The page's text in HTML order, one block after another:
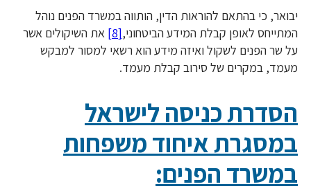
יבואר, כי בהתאם להוראות הדין, הותווה במשרד הפנים נוהל
המתייחס לאופן קבלת המידע הביטחוני,[8]
את השיקולים אשר
על שר הפנים לשקול ואיזה מידע הוא רשאי למסור למבקש
מעמד, במקרים של סירוב קבלת מעמד.
הסדרת כניסה לישראל
במסגרת איחוד משפחות
במשרד הפנים: